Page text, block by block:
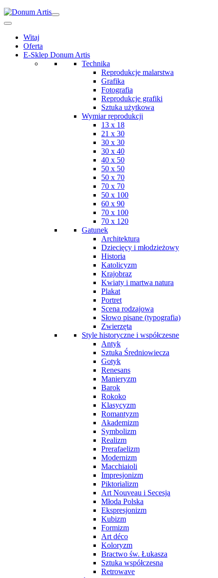
Witaj
Oferta
E-Sklep Donum Artis
Technika
Reprodukcje malarstwa
Grafika
Fotografia
Reprodukcje grafiki
Sztuka użytkowa
Wymiar reprodukcji
13 x 18
21 x 30
30 x 30
30 x 40
40 x 50
50 x 50
50 x 70
70 x 70
50 x 100
60 x 90
70 x 100
70 x 120
Gatunek
Architektura
Dziecięcy i młodzieżowy
Historia
Katolicyzm
Krajobraz
Kwiaty i martwa natura
Plakat
Portret
Scena rodzajowa
Słowo pisane (typografia)
Zwierzęta
Style historyczne i współczesne
Antyk
Sztuka Średniowiecza
Gotyk
Renesans
Manieryzm
Barok
Rokoko
Klasycyzm
Romantyzm
Akademizm
Symbolizm
Realizm
Prerafaelizm
Modernizm
Macchiaioli
Impresjonizm
Piktorializm
Art Nouveau i Secesja
Młoda Polska
Ekspresjonizm
Kubizm
Formizm
Art déco
Koloryzm
Bractwo św. Łukasza
Sztuka współczesna
Retrowave